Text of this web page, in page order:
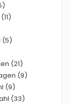
(5)
(21)
(9)
(9)
(33)